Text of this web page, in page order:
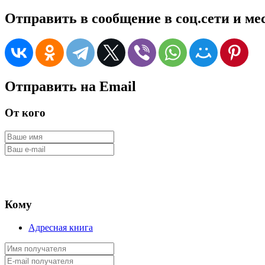
Отправить в сообщение в соц.сети и
Отправить на Email
От кого
Кому
Адресная книга